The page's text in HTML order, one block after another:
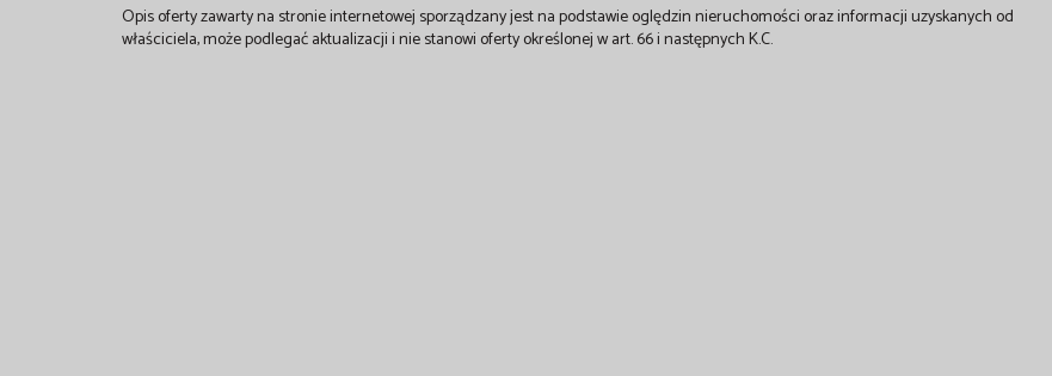
Opis oferty zawarty na stronie internetowej sporządzany jest na podstawie oględzin nieruchomości oraz informacji uzyskanych od
właściciela, może podlegać aktualizacji i nie stanowi oferty określonej w art. 66 i następnych K.C.